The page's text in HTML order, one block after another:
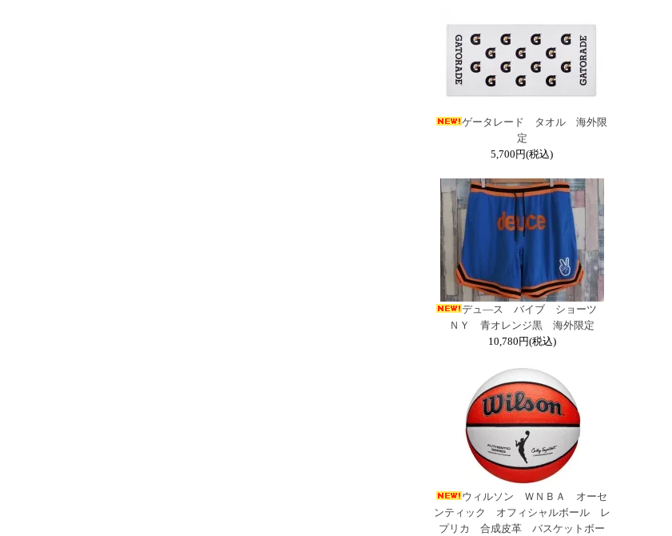
ゲータレード タオル 海外限
定
5,700円(税込)
デュ―ス バイブ ショーツ
ＮＹ 青オレンジ黒 海外限定
10,780円(税込)
ウィルソン ＷＮＢＡ オーセ
ンティック オフィシャルボール レ
プリカ 合成皮革 バスケットボー